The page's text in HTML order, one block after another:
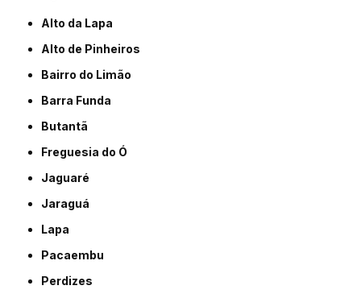
Alto da Lapa
Alto de Pinheiros
Bairro do Limão
Barra Funda
Butantã
Freguesia do Ó
Jaguaré
Jaraguá
Lapa
Pacaembu
Perdizes